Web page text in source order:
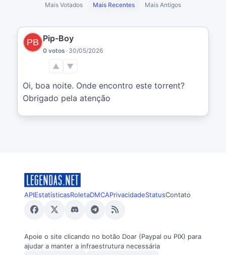
Mais Votados Mais Recentes Mais Antigos
Pip-Boy
0 votos • 30/05/2026
▲ ▼
Oi, boa noite. Onde encontro este torrent?
Obrigado pela atenção
APIEstatísticasRoletaDMCAPrivacidadeStatusContato
Apoie o site clicando no botão Doar (Paypal ou PIX) para
ajudar a manter a infraestrutura necessária